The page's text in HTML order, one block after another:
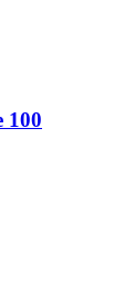
100